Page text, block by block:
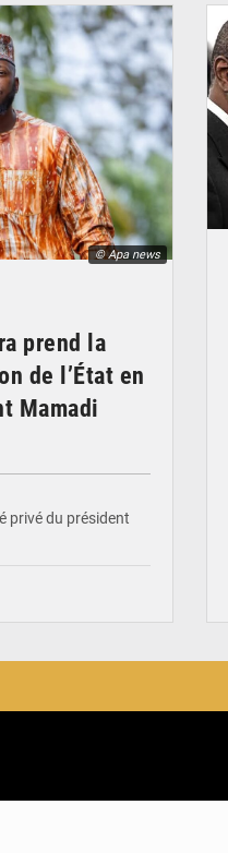
© Apa news
prend la
de l’État en
Mamadi
privé du président